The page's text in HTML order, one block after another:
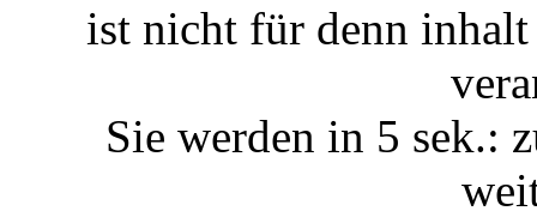
ist nicht für denn
Sie werden in 5 sek.: